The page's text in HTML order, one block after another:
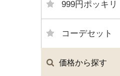
999円ポッキリ
コーデセット
価格から探す